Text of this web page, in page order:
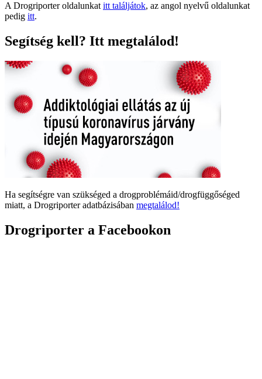
A Drogriporter oldalunkat itt találjátok, az angol nyelvű oldalunkat
pedig itt.
Segítség kell? Itt megtalálod!
Ha segítségre van szükséged a drogproblémáid/drogfüggőséged
miatt, a Drogriporter adatbázisában megtalálod!
Drogriporter a Facebookon